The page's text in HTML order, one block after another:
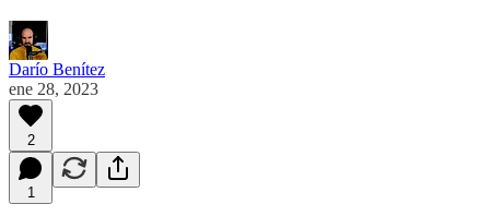
Darío Benítez
ene 28, 2023
2
1